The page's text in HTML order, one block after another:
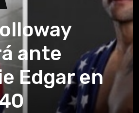
ante
Edgar en